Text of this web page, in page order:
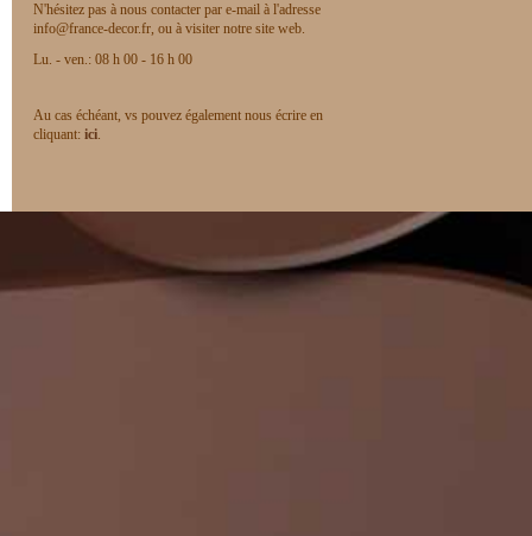
N'hésitez pas à nous contacter par e-mail à l'adresse
info@france-decor.fr, ou à visiter notre site web.
Lu. - ven.: 08 h 00 - 16 h 00
Au cas échéant, vs pouvez également nous écrire en
cliquant: ici.